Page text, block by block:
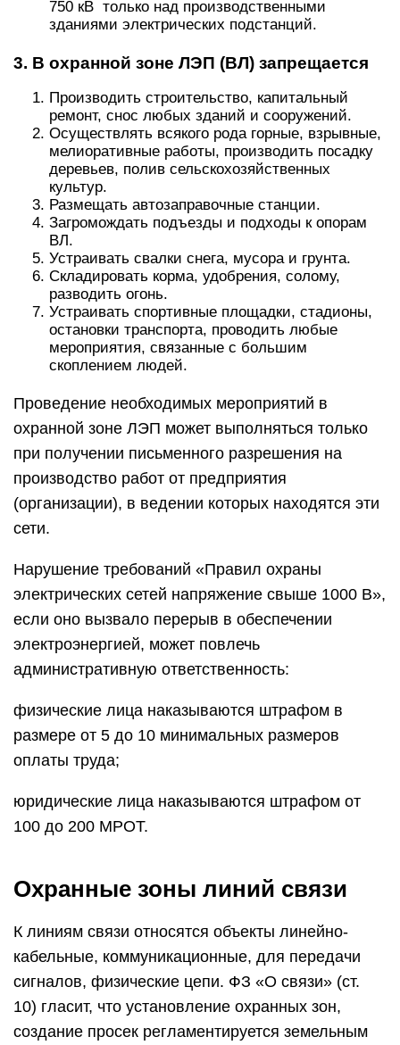
750 кВ только над производственными
зданиями электрических подстанций.
3. В охранной зоне ЛЭП (ВЛ) запрещается
Производить строительство, капитальный
ремонт, снос любых зданий и сооружений.
Осуществлять всякого рода горные, взрывные,
мелиоративные работы, производить посадку
деревьев, полив сельскохозяйственных
культур.
Размещать автозаправочные станции.
Загромождать подъезды и подходы к опорам
ВЛ.
Устраивать свалки снега, мусора и грунта.
Складировать корма, удобрения, солому,
разводить огонь.
Устраивать спортивные площадки, стадионы,
остановки транспорта, проводить любые
мероприятия, связанные с большим
скоплением людей.
Проведение необходимых мероприятий в
охранной зоне ЛЭП может выполняться только
при получении письменного разрешения на
производство работ от предприятия
(организации), в ведении которых находятся эти
сети.
Нарушение требований «Правил охраны
электрических сетей напряжение свыше 1000 В»,
если оно вызвало перерыв в обеспечении
электроэнергией, может повлечь
административную ответственность:
физические лица наказываются штрафом в
размере от 5 до 10 минимальных размеров
оплаты труда;
юридические лица наказываются штрафом от
100 до 200 МРОТ.
Охранные зоны линий связи
К линиям связи относятся объекты линейно-
кабельные, коммуникационные, для передачи
сигналов, физические цепи. ФЗ «О связи» (ст.
10) гласит, что установление охранных зон,
создание просек регламентируется земельным